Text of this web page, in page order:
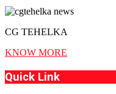
CG TEHELKA
KNOW MORE
Quick Link